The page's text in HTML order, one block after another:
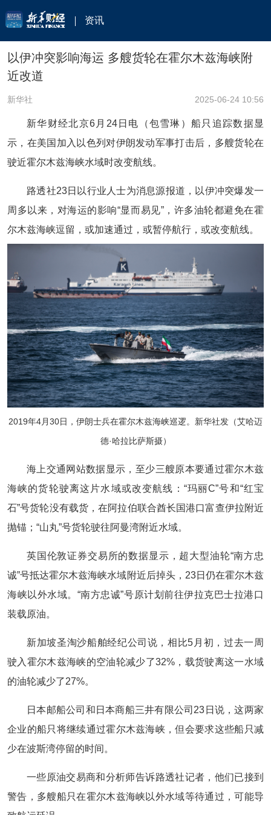
资讯
以伊冲突影响海运 多艘货轮在霍尔木兹海峡附
近改道
新华社 2025-06-24 10:56
新华财经北京6月24日电（包雪琳）船只追踪数据显
示，在美国加入以色列对伊朗发动军事打击后，多艘货轮在
驶近霍尔木兹海峡水域时改变航线。
路透社23日以行业人士为消息源报道，以伊冲突爆发一
周多以来，对海运的影响“显而易见”，许多油轮都避免在霍
尔木兹海峡逗留，或加速通过，或暂停航行，或改变航线。
2019年4月30日，伊朗士兵在霍尔木兹海峡巡逻。新华社发（艾哈迈
德·哈拉比萨斯摄）
海上交通网站数据显示，至少三艘原本要通过霍尔木兹
海峡的货轮驶离这片水域或改变航线：“玛丽C”号和“红宝
石”号货轮没有载货，在阿拉伯联合酋长国港口富查伊拉附近
抛锚；“山丸”号货轮驶往阿曼湾附近水域。
英国伦敦证券交易所的数据显示，超大型油轮“南方忠
诚”号抵达霍尔木兹海峡水域附近后掉头，23日仍在霍尔木兹
海峡以外水域。“南方忠诚”号原计划前往伊拉克巴士拉港口
装载原油。
新加坡圣淘沙船舶经纪公司说，相比5月初，过去一周
驶入霍尔木兹海峡的空油轮减少了32%，载货驶离这一水域
的油轮减少了27%。
日本邮船公司和日本商船三井有限公司23日说，这两家
企业的船只将继续通过霍尔木兹海峡，但会要求这些船只减
少在波斯湾停留的时间。
一些原油交易商和分析师告诉路透社记者，他们已接到
警告，多艘船只在霍尔木兹海峡以外水域等待通过，可能导